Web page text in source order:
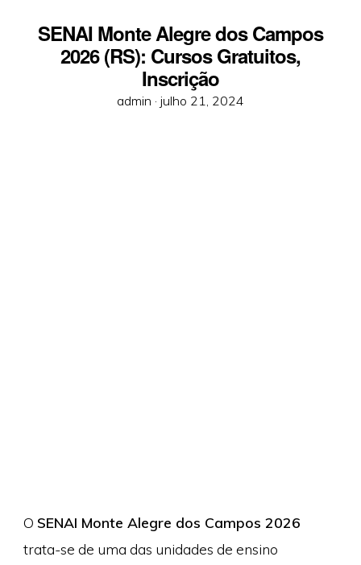
SENAI Monte Alegre dos Campos
2026 (RS): Cursos Gratuitos,
Inscrição
admin · Posted
julho 21, 2024
O SENAI Monte Alegre dos Campos 2026
trata-se de uma das unidades de ensino